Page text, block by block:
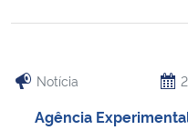
Notícia
Agência